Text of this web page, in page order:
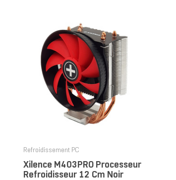
Refroidissement PC
Xilence M403PRO Processeur
Refroidisseur 12 Cm Noir